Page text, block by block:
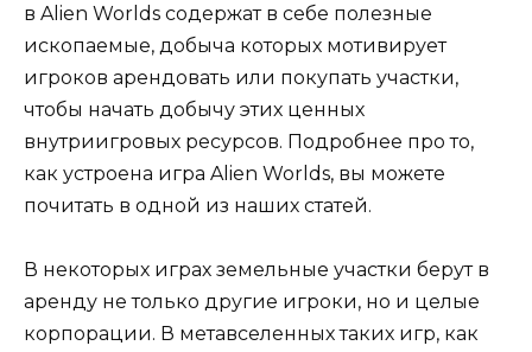
в Alien Worlds содержат в себе полезные
ископаемые, добыча которых мотивирует
игроков арендовать или покупать участки,
чтобы начать добычу этих ценных
внутриигровых ресурсов. Подробнее про то,
как устроена игра Alien Worlds, вы можете
почитать в одной из наших статей.
В некоторых играх земельные участки берут в
аренду не только другие игроки, но и целые
корпорации. В метавселенных таких игр, как